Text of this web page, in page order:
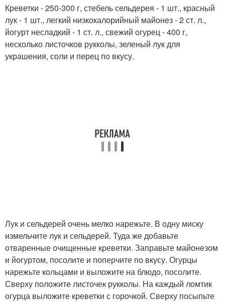
Креветки - 250-300 г, стебель сельдерея - 1 шт., красный
лук - 1 шт., легкий низкокалорийный майонез - 2 ст. л.,
йогурт несладкий - 1 ст. л., свежий огурец - 400 г,
несколько листочков рукколы, зеленый лук для
украшения, соли и перец по вкусу.
Лук и сельдерей очень мелко нарежьте. В одну миску
измельчите лук и сельдерей. Туда же добавьте
отваренные очищенные креветки. Заправьте майонезом
и йогуртом, посолите и поперчите по вкусу. Огурцы
нарежьте кольцами и выложите на блюдо, посолите.
Сверху положите листочек рукколы. На каждый ломтик
огурца выложите креветки с горочкой. Сверху посыпьте